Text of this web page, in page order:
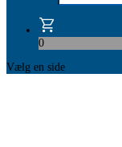
0
Vælg en side